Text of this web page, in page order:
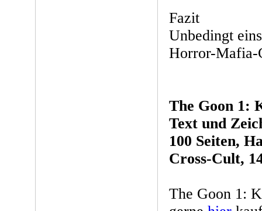
Fazit
Unbedingt
Horror-Mafia-
The Goon 1:
Text und
100 Seiten,
Cross-Cult,
The Goon 1: